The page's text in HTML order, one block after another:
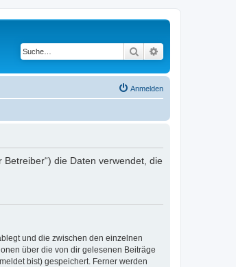
Suche
Anmelden
Betreiber“) die Daten verwendet, die
und die zwischen den einzelnen
über die von dir gelesenen Beiträge
bist) gespeichert. Ferner werden